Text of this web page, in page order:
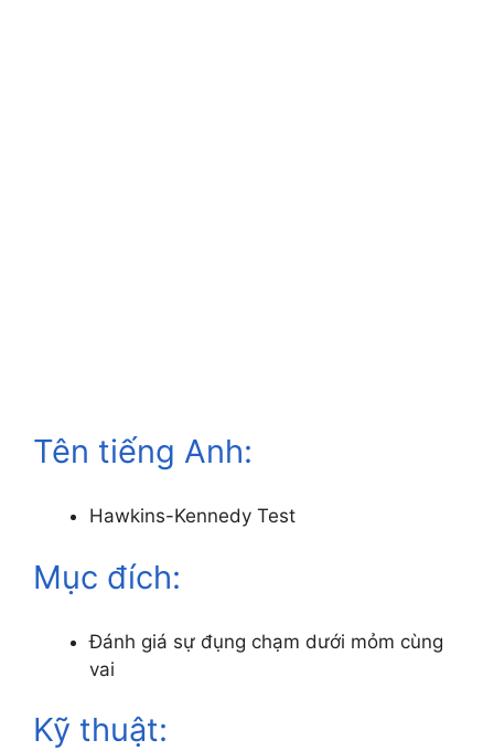
Tên tiếng Anh:
Hawkins-Kennedy Test
Mục đích:
Đánh giá sự đụng chạm dưới mỏm cùng
vai
Kỹ thuật: